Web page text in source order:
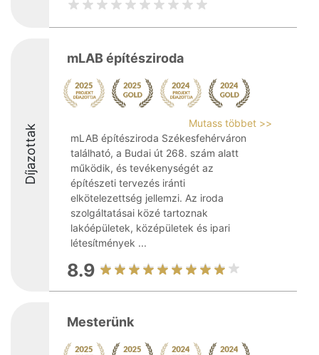
Díjazottak
mLAB építésziroda
Mutass többet >>
mLAB építésziroda Székesfehérváron
található, a Budai út 268. szám alatt
működik, és tevékenységét az
építészeti tervezés iránti
elkötelezettség jellemzi. Az iroda
szolgáltatásai közé tartoznak
lakóépületek, középületek és ipari
létesítmények ...
8.9
Mesterünk